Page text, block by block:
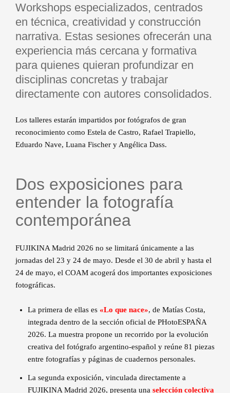
Workshops especializados, centrados
en técnica, creatividad y construcción
narrativa. Estas sesiones ofrecerán una
experiencia más cercana y formativa
para quienes quieran profundizar en
disciplinas concretas y trabajar
directamente con autores consolidados.
Los talleres estarán impartidos por fotógrafos de gran
reconocimiento como Estela de Castro, Rafael Trapiello,
Eduardo Nave, Luana Fischer y Angélica Dass.
Dos exposiciones para
entender la fotografía
contemporánea
FUJIKINA Madrid 2026 no se limitará únicamente a las
jornadas del 23 y 24 de mayo. Desde el 30 de abril y hasta el
24 de mayo, el COAM acogerá dos importantes exposiciones
fotográficas.
La primera de ellas es «Lo que nace», de Matías Costa,
integrada dentro de la sección oficial de PHotoESPAÑA
2026. La muestra propone un recorrido por la evolución
creativa del fotógrafo argentino-español y reúne 81 piezas
entre fotografías y páginas de cuadernos personales.
La segunda exposición, vinculada directamente a
FUJIKINA Madrid 2026, presenta una selección colectiva